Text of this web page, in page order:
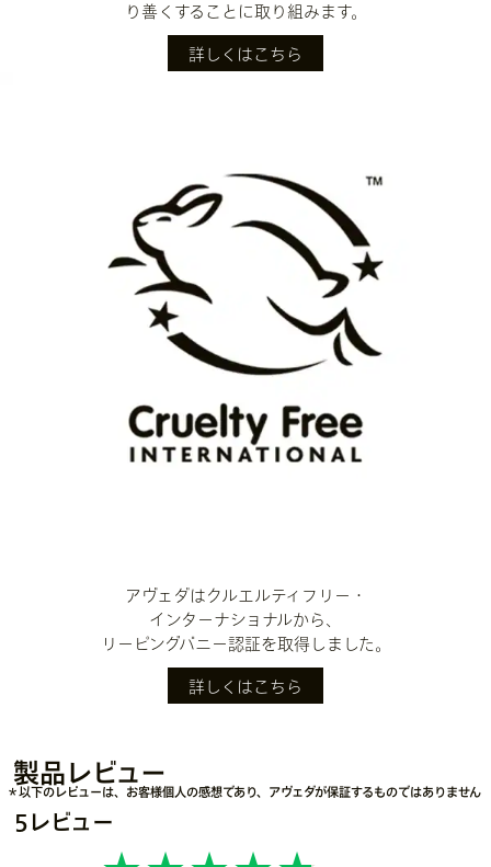
り善くすることに取り組みます。
詳しくはこちら
アヴェダはクルエルティフリー・
インターナショナルから、
リーピングバニー認証を取得しました。
詳しくはこちら
製品レビュー
＊以下のレビューは、お客様個人の感想であり、アヴェダが保証するものではありません
5レビュー